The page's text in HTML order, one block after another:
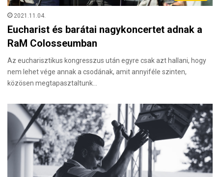
2021.11.04.
Eucharist és barátai nagykoncertet adnak a
RaM Colosseumban
Az eucharisztikus kongresszus után egyre csak azt hallani, hogy
nem lehet vége annak a csodának, amit annyiféle szinten,
közösen megtapasztaltunk…